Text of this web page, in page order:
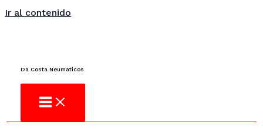
Ir al contenido
Da Costa Neumaticos
¿No encuentras lo que buscas?